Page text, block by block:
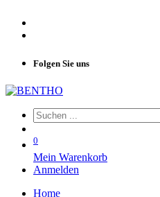
Folgen Sie uns
0
Mein Warenkorb
Anmelden
Home